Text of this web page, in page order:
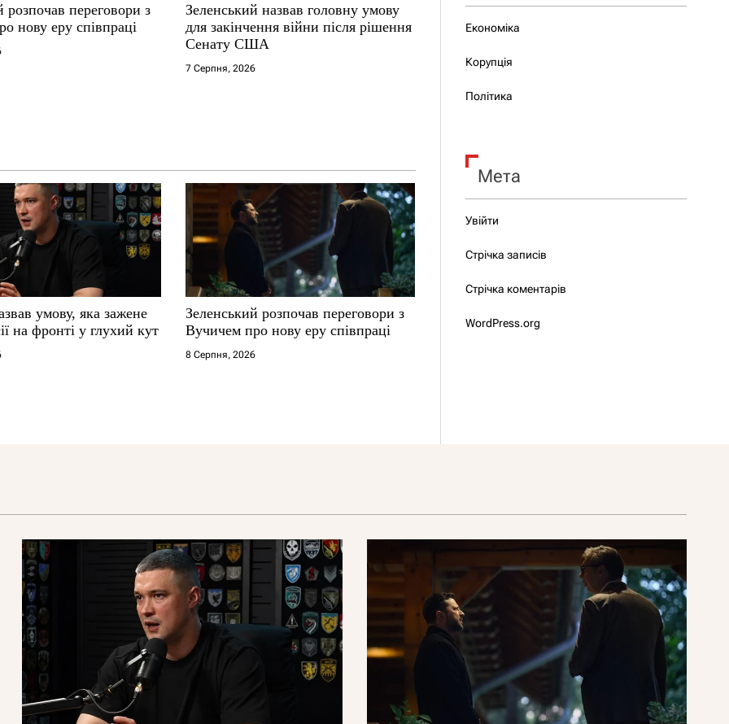
розпочав переговори з
нову еру співпраці
Зеленський назвав головну умову
для закінчення війни після рішення
Сенату США
7 Серпня, 2026
умову, яка зажене
на фронті у глухий кут
Зеленський розпочав переговори з
Вучичем про нову еру співпраці
8 Серпня, 2026
Економіка
Корупція
Політика
Мета
Увійти
Стрічка записів
Стрічка коментарів
WordPress.org